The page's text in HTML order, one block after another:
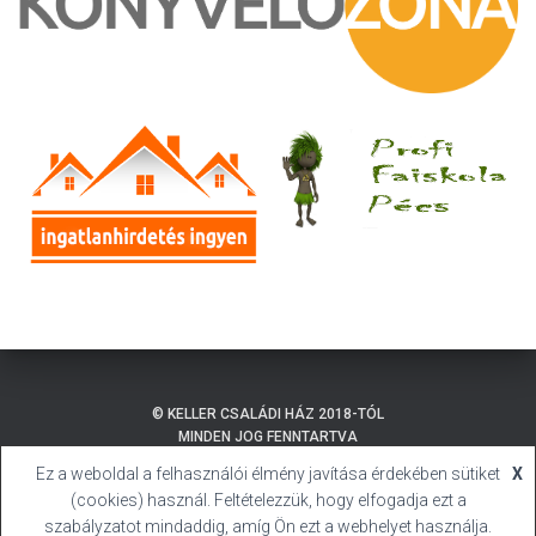
© KELLER CSALÁDI HÁZ 2018-TÓL
MINDEN JOG FENNTARTVA
ADATKEZELÉSI TÁJÉKOZTATÓ
SÜTI (COOKIE) TÁJÉKOZTATÓ
BALATONMÁRIAFÜRDŐ
HIVATALOS HONLAP
Ez a weboldal a felhasználói élmény javítása érdekében sütiket
(cookies) használ. Feltételezzük, hogy elfogadja ezt a
szabályzatot mindaddig, amíg Ön ezt a webhelyet használja.
X